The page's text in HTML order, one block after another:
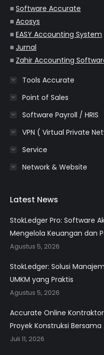
windowwindowwindowwindowwindow
■ Software Accurate
■ Acosys
■ EASY Accounting System
■ Jurnal
■ Zahir Accounting
Tools Accurate
Point of Sales
Software Payroll / HRIS
VPN ( Virtual Private
Service
Network & Website
Latest News
StokLedger Pro: Software
Mengelola Keuangan dan
Agustus 5, 2026
StokLedger: Solusi
UMKM yang Praktis
Agustus 5, 2026
Accurate Online
Proyek Konstruksi Bersama
Juli 11, 2026